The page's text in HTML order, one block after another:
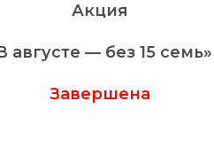
Акция
августе — без 15 семь»
Завершена